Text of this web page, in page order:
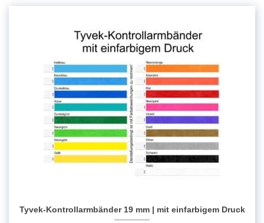
Tyvek-Kontrollarmbänder 19 mm | mit einfarbigem Druck